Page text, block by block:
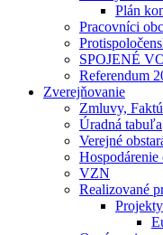
Plán
Pracovníci
SPOJENÉ
Referendum
Zverejňovanie
Zmluvy,
Úradná tabuľa
Verejné
Hospodárenie
VZN
Realizované
Projekty